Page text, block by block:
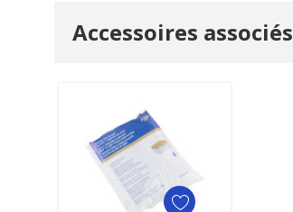
personnalisé
Accessoires associés